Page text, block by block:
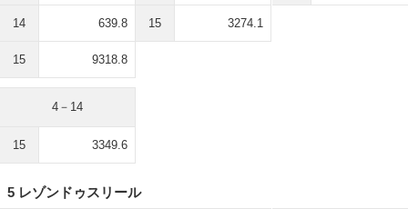
14 639.8
15 9318.8
15 3274.1
4－14
15 3349.6
5 レゾンドゥスリール